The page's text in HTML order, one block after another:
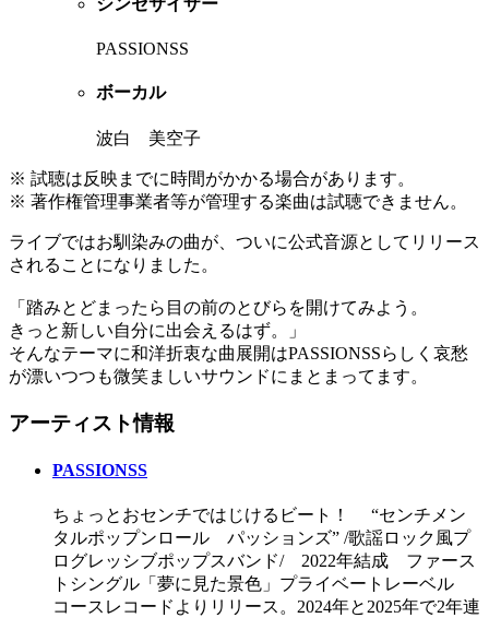
PASSIONSS
ボーカル
波白 美空子
※ 試聴は反映までに時間がかかる場合があります。
※ 著作権管理事業者等が管理する楽曲は試聴できません。
ライブではお馴染みの曲が、ついに公式音源としてリリース
されることになりました。
「踏みとどまったら目の前のとびらを開けてみよう。
きっと新しい自分に出会えるはず。」
そんなテーマに和洋折衷な曲展開はPASSIONSSらしく哀愁
が漂いつつも微笑ましいサウンドにまとまってます。
アーティスト情報
PASSIONSS
ちょっとおセンチではじけるビート！ “センチメン
タルポップンロール パッションズ” /歌謡ロック風プ
ログレッシブポップスバンド/ 2022年結成 ファース
トシングル「夢に見た景色」プライベートレーベル
コースレコードよりリリース。2024年と2025年で2年連